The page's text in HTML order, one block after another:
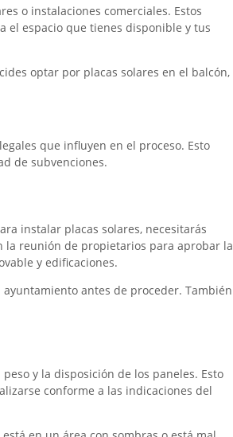
o instalaciones comerciales. Estos
el espacio que tienes disponible y tus
optar por placas solares en el balcón,
que influyen en el proceso. Esto
de subvenciones.
instalar placas solares, necesitarás
la reunión de propietarios para aprobar la
y edificaciones.
antes de proceder. También
y la disposición de los paneles. Esto
conforme a las indicaciones del